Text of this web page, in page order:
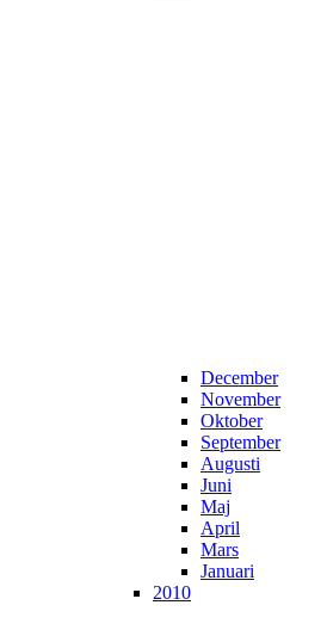
December
November
Oktober
September
Augusti
Juni
Maj
April
Mars
Januari
2010